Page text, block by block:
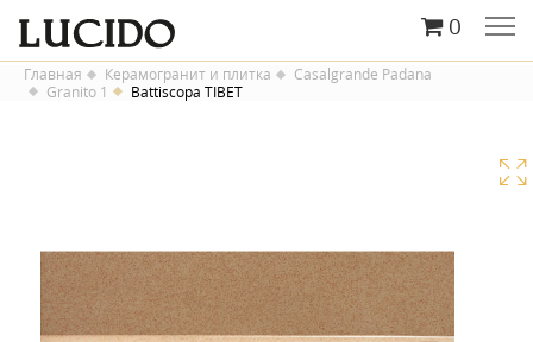
0
Главная Керамогранит и плитка
Casalgrande Padana
Granito 1
Battiscopa TIBET